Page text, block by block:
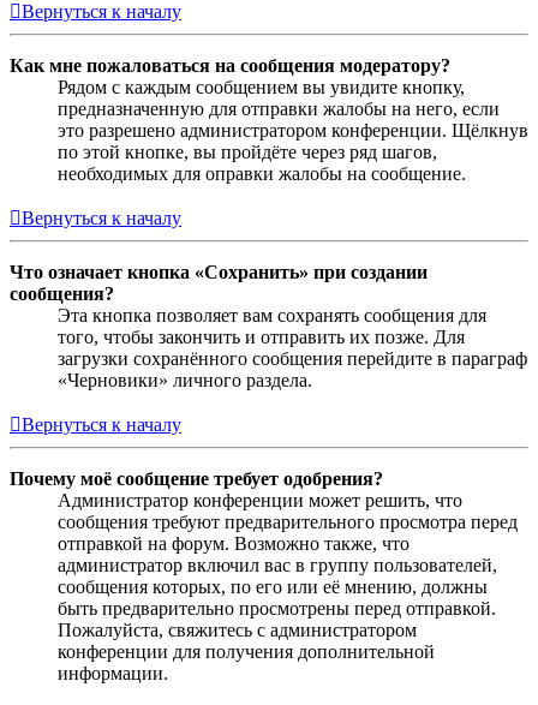
Вернуться к началу
Как мне пожаловаться на сообщения модератору?
Рядом с каждым сообщением вы увидите кнопку,
предназначенную для отправки жалобы на него, если
это разрешено администратором конференции. Щёлкнув
по этой кнопке, вы пройдёте через ряд шагов,
необходимых для оправки жалобы на сообщение.
Вернуться к началу
Что означает кнопка «Сохранить» при создании
сообщения?
Эта кнопка позволяет вам сохранять сообщения для
того, чтобы закончить и отправить их позже. Для
загрузки сохранённого сообщения перейдите в параграф
«Черновики» личного раздела.
Вернуться к началу
Почему моё сообщение требует одобрения?
Администратор конференции может решить, что
сообщения требуют предварительного просмотра перед
отправкой на форум. Возможно также, что
администратор включил вас в группу пользователей,
сообщения которых, по его или её мнению, должны
быть предварительно просмотрены перед отправкой.
Пожалуйста, свяжитесь с администратором
конференции для получения дополнительной
информации.